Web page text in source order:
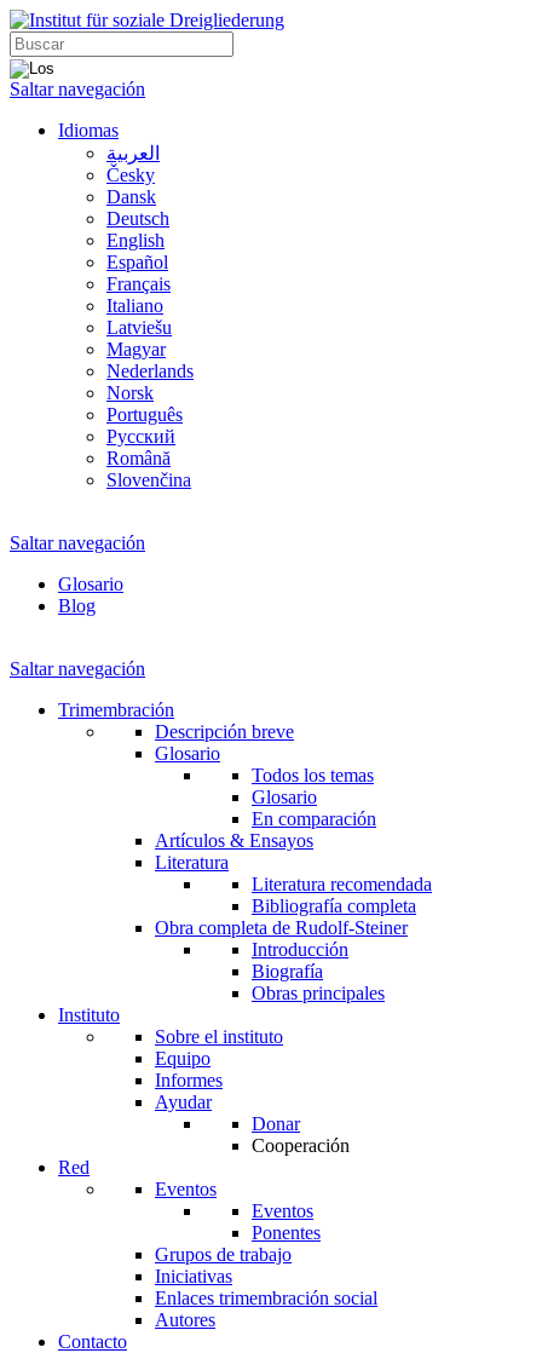
Saltar navegación
Idiomas
العربية
Česky
Dansk
Deutsch
English
Español
Français
Italiano
Latviešu
Magyar
Nederlands
Norsk
Português
Русский
Română
Slovenčina
Saltar navegación
Glosario
Blog
Saltar navegación
Trimembración
Descripción breve
Glosario
Todos los temas
Glosario
En comparación
Artículos & Ensayos
Literatura
Literatura recomendada
Bibliografía completa
Obra completa de Rudolf-Steiner
Introducción
Biografía
Obras principales
Instituto
Sobre el instituto
Equipo
Informes
Ayudar
Donar
Cooperación
Red
Eventos
Eventos
Ponentes
Grupos de trabajo
Iniciativas
Enlaces trimembración social
Autores
Contacto